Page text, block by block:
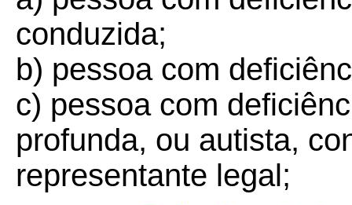
conduzida;
b) pessoa com
c) pessoa com
profunda, ou autista,
representante legal;